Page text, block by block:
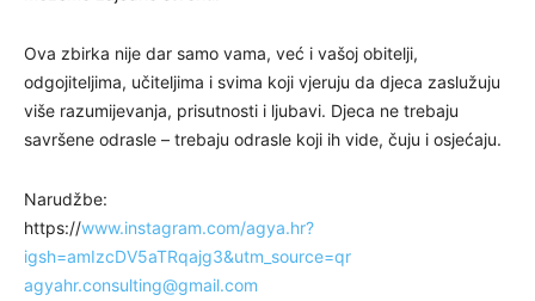
Ova zbirka nije dar samo vama, već i vašoj obitelji,
odgojiteljima, učiteljima i svima koji vjeruju da djeca zaslužuju
više razumijevanja, prisutnosti i ljubavi. Djeca ne trebaju
savršene odrasle – trebaju odrasle koji ih vide, čuju i osjećaju.
Narudžbe:
https://www.instagram.com/agya.hr?
igsh=amIzcDV5aTRqajg3&utm_source=qr
agyahr.consulting@gmail.com